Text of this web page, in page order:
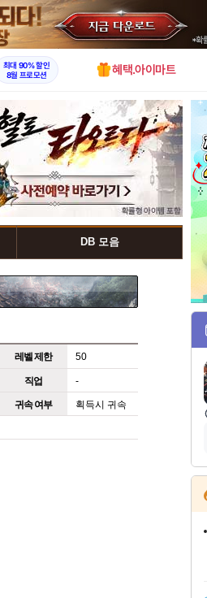
최대 90% 할인
8월 프로모션
혜택.아이마트
DB 모음
레벨 제한 50
직업 -
귀속 여부 획득시 귀속